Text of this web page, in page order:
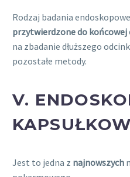
Rodzaj badania
przytwierdzone do końcowej
na zbadanie dłuższego
pozostałe metody.
V.
Jest to jedna z najnowszych